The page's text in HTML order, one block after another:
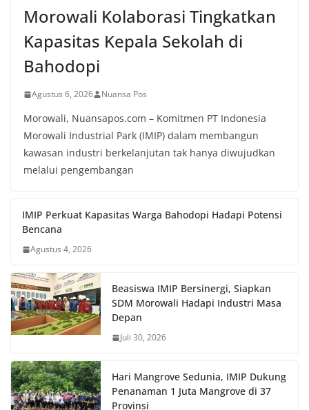
Morowali Kolaborasi Tingkatkan
Kapasitas Kepala Sekolah di
Bahodopi
Agustus 6, 2026 Nuansa Pos
Morowali, Nuansapos.com – Komitmen PT Indonesia
Morowali Industrial Park (IMIP) dalam membangun
kawasan industri berkelanjutan tak hanya diwujudkan
melalui pengembangan
IMIP Perkuat Kapasitas Warga Bahodopi Hadapi Potensi
Bencana
Agustus 4, 2026
Beasiswa IMIP Bersinergi, Siapkan
SDM Morowali Hadapi Industri Masa
Depan
Juli 30, 2026
Hari Mangrove Sedunia, IMIP Dukung
Penanaman 1 Juta Mangrove di 37
Provinsi